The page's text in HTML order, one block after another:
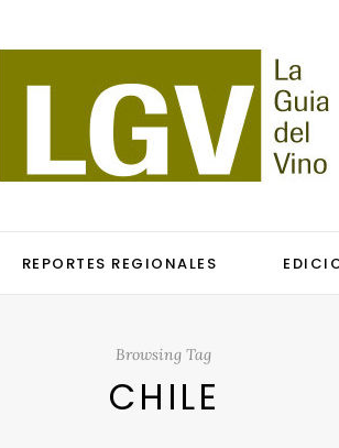
REPORTES REGIONALES
Browsing Tag
CHILE